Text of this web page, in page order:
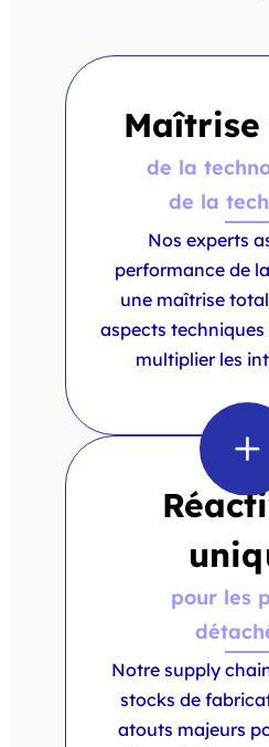
de la
de la
Nos experts
performance de
une maîtrise
aspects techniques
multiplier les
pour les
Notre supply
stocks de
atouts majeurs